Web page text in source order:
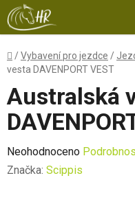
Přejít
na
obsah
Domů
/Vybavení pro jezdce /
vesta DAVENPORT VEST
Australská
Průměrné
hodnocení
Neohodnoceno
Značka: Scippis